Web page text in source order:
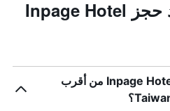
الأسئلة الشائعة عند حجز Inpage Hotel
ما مدى قرب Inpage Hotel And Hostel من أقرب